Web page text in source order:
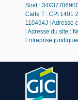
Siret :
Carte T : CPI 1401
110494J | Adresse
| Adresse du site :
Entreprise